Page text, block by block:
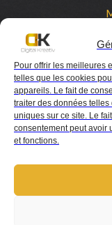
Pour offrir les meilleures
telles que les cookies
appareils. Le fait de
traiter des données
uniques sur ce site. Le
consentement peut avoir
et fonctions.